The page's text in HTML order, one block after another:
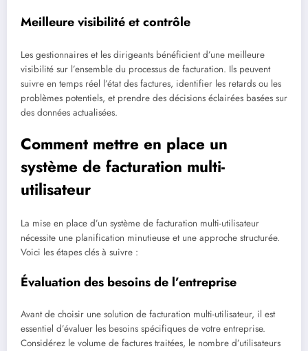
Meilleure visibilité et contrôle
Les gestionnaires et les dirigeants bénéficient d’une meilleure
visibilité sur l’ensemble du processus de facturation. Ils peuvent
suivre en temps réel l’état des factures, identifier les retards ou les
problèmes potentiels, et prendre des décisions éclairées basées sur
des données actualisées.
Comment mettre en place un
système de facturation multi-
utilisateur
La mise en place d’un système de facturation multi-utilisateur
nécessite une planification minutieuse et une approche structurée.
Voici les étapes clés à suivre :
Évaluation des besoins de l’entreprise
Avant de choisir une solution de facturation multi-utilisateur, il est
essentiel d’évaluer les besoins spécifiques de votre entreprise.
Considérez le volume de factures traitées, le nombre d’utilisateurs